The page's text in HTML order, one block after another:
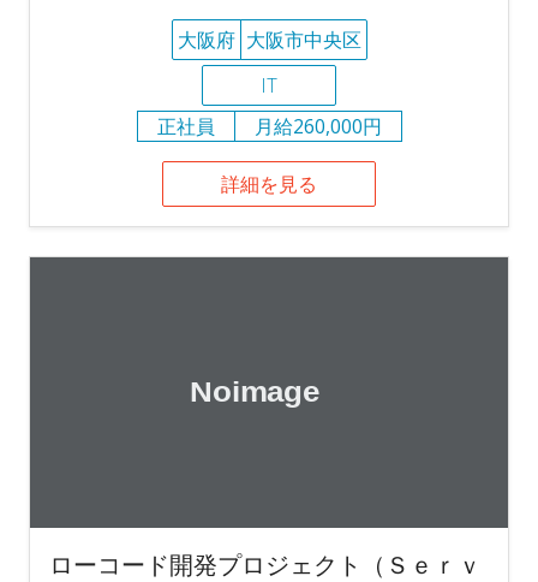
大阪府 大阪市中央区
IT
正社員
月給260,000円
詳細を見る
ローコード開発プロジェクト（Ｓｅｒｖ